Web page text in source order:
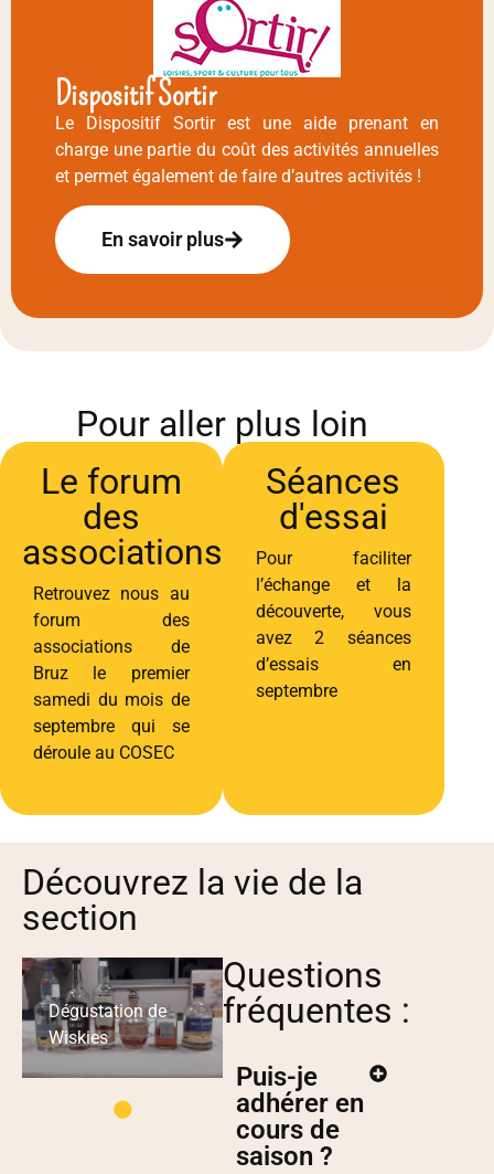
Dispositif Sortir
Le Dispositif Sortir est une aide prenant en
charge une partie du coût des activités annuelles
et permet également de faire d’autres activités !
En savoir plus
Pour aller plus loin
Le forum
des
associations
Retrouvez nous au
forum des
associations de
Bruz le premier
samedi du mois de
septembre qui se
déroule au COSEC
Séances
d'essai
Pour faciliter
l’échange et la
découverte, vous
avez 2 séances
d’essais en
septembre
Découvrez la vie de la
section
Dégustation de
Wiskies
Questions
fréquentes :
Puis-je
adhérer en
cours de
saison ?